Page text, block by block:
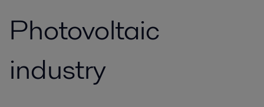
Photovoltaic
industry